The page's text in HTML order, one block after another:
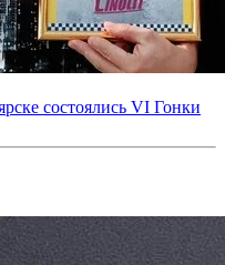
состоялись VI Гонки